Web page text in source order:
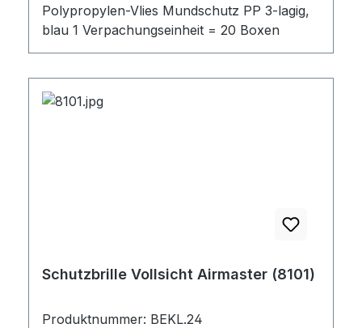
Polypropylen-Vlies Mundschutz PP 3-lagig,
blau 1 Verpachungseinheit = 20 Boxen
Schutzbrille Vollsicht Airmaster (8101)
Produktnummer: BEKL.24